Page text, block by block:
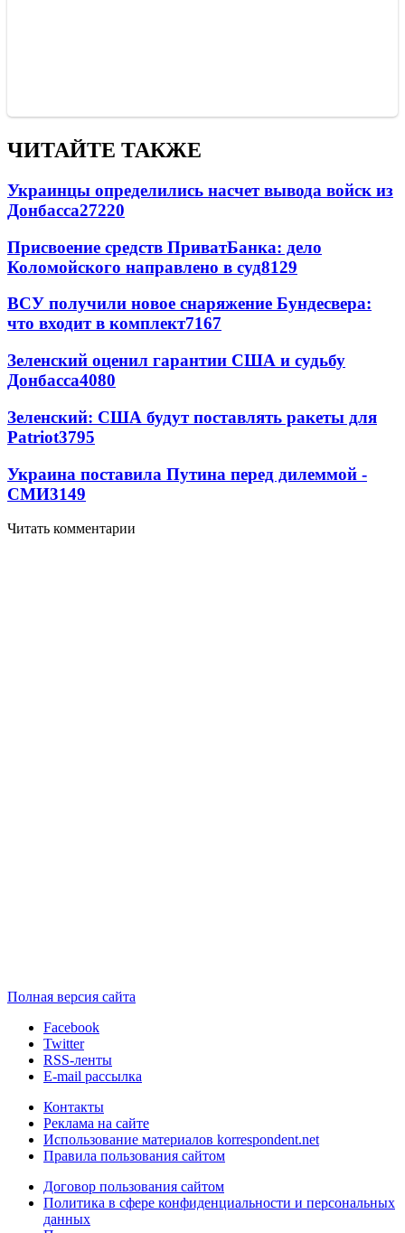
ЧИТАЙТЕ ТАКЖЕ
Украинцы определились насчет вывода войск из
Донбасса27220
Присвоение средств ПриватБанка: дело
Коломойского направлено в суд8129
ВСУ получили новое снаряжение Бундесвера:
что входит в комплект7167
Зеленский оценил гарантии США и судьбу
Донбасса4080
Зеленский: США будут поставлять ракеты для
Patriot3795
Украина поставила Путина перед дилеммой -
СМИ3149
Читать комментарии
Полная версия сайта
Facebook
Twitter
RSS-ленты
E-mail рассылка
Контакты
Реклама на сайте
Использование материалов korrespondent.net
Правила пользования сайтом
Договор пользования сайтом
Политика в сфере конфиденциальности и персональных
данных